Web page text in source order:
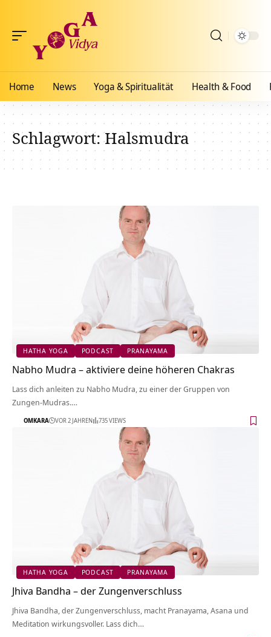
Home News Yoga & Spiritualität Health & Food
Schlagwort:Halsmudra
HATHA YOGA PODCAST PRANAYAMA
Nabho Mudra – aktiviere deine höheren Chakras
Lass dich anleiten zu Nabho Mudra, zu einer der Gruppen von
Zungen-Mudras.…
OMKARA VOR 2 JAHREN 735 VIEWS
HATHA YOGA PODCAST PRANAYAMA
Jhiva Bandha – der Zungenverschluss
Jhiva Bandha, der Zungenverschluss, macht Pranayama, Asana und
Meditation wirkungsvoller. Lass dich…